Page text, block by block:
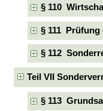
§ 110
§ 111
§ 112
Teil VII
§ 113